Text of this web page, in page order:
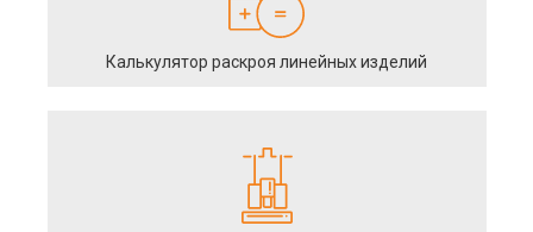
Калькулятор раскроя линейных изделий